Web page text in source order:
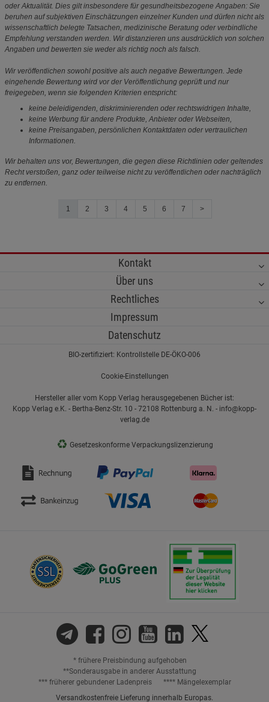
oder Aktualität. Dies gilt insbesondere für gesundheitsbezogene Angaben: Sie
beruhen auf subjektiven Einschätzungen einzelner Kunden und dürfen nicht als
wissenschaftlich belegte Tatsachen, medizinische Beratung oder verbindliche
Empfehlung verstanden werden. Wir distanzieren uns ausdrücklich von solchen
Angaben und bewerten sie weder als richtig noch als falsch.
Wir veröffentlichen sowohl positive als auch negative Bewertungen. Jede
eingehende Bewertung wird vor der Veröffentlichung geprüft und nur
freigegeben, wenn sie folgenden Kriterien entspricht:
keine beleidigenden, diskriminierenden oder rechtswidrigen Inhalte,
keine Werbung für andere Produkte, Anbieter oder Webseiten,
keine Preisangaben, persönlichen Kontaktdaten oder vertraulichen
Informationen.
Wir behalten uns vor, Bewertungen, die gegen diese Richtlinien oder geltendes
Recht verstoßen, ganz oder teilweise nicht zu veröffentlichen oder nachträglich
zu entfernen.
1 2 3 4 5 6 7 >
Kontakt
Über uns
Rechtliches
Impressum
Datenschutz
BIO-zertifiziert: Kontrollstelle DE-ÖKO-006
Cookie-Einstellungen
Hersteller aller vom Kopp Verlag herausgegebenen Bücher ist:
Kopp Verlag e.K. - Bertha-Benz-Str. 10 - 72108 Rottenburg a. N. - info@kopp-
verlag.de
♻ Gesetzeskonforme Verpackungslizenzierung
* frühere Preisbindung aufgehoben
**Sonderausgabe in anderer Ausstattung
*** früherer gebundener Ladenpreis
**** Mängelexemplar
Versandkostenfreie Lieferung innerhalb Europas.